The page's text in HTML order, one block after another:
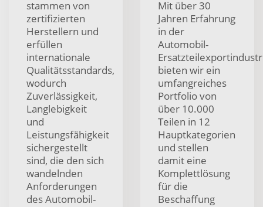
stammen von
zertifizierten
Herstellern und
erfüllen
internationale
Qualitätsstandards,
wodurch
Zuverlässigkeit,
Langlebigkeit
und
Leistungsfähigkeit
sichergestellt
sind, die den sich
wandelnden
Anforderungen
des Automobil-
Mit über 30
Jahren Erfahrung
in der
Automobil-
bieten wir ein
umfangreiches
Portfolio von
über 10.000
Teilen in 12
Hauptkategorien
und stellen
damit eine
Komplettlösung
für die
Beschaffung